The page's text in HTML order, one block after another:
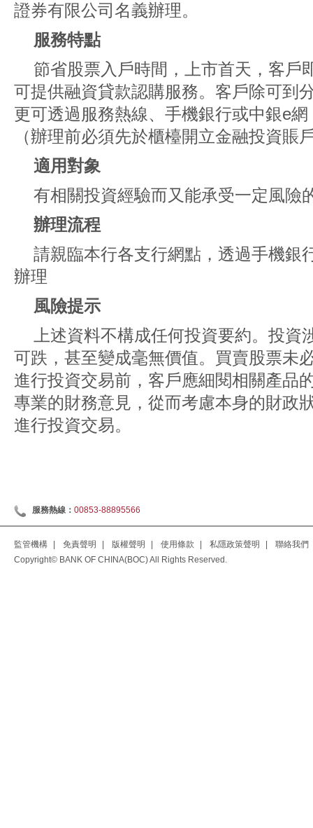
證券有限公司名義辦理。
服務特點
節省股票入戶時間，上市首天，客戶
可提供融資貸款認購服務。客戶除可到
更可透過服務熱線、手機銀行或中銀e
（辦理前必須先於櫃檯開立金融投資賬
適用對象
有相關投資經驗而又能承受一定風險
辦理流程
請親臨本行各支行網點，透過手機銀
辦理
風險提示
上述資料不構成任何投資要約。投資
可跌，甚至變成毫無價值。買賣股票未
進行投資交易前，客戶應細閱相關產品
專業的財務意見，從而考慮本身的財政
進行投資交易。
服務熱線： 00853-88895566
監管機構 免責聲明 版權聲明 使用條款 私隱政策聲明
聯絡我們
Copyright© BANK OF CHINA(BOC) All Rights Reserved.